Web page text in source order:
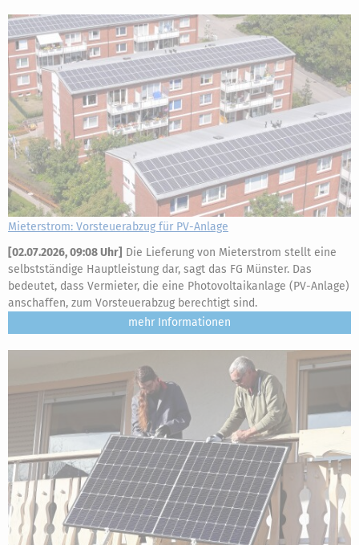
Mieterstrom: Vorsteuerabzug für PV-Anlage
[02.07.2026, 09:08 Uhr] Die Lieferung von Mieterstrom stellt eine
selbstständige Hauptleistung dar, sagt das FG Münster. Das
bedeutet, dass Vermieter, die eine Photovoltaikanlage (PV-Anlage)
anschaffen, zum Vorsteuerabzug berechtigt sind.
mehr